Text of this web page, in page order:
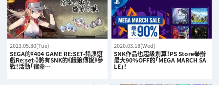
2023.05.30(Tue)
SEGA的《404 GAME RE:SET-錯誤遊
戲Re:set-》將有SNK的《餓狼傳說》參
戰！活動「宿命…
2020.03.18(Wed)
SNK作品也超級划算！PS Store舉辦
最大90%OFF的「MEGA MARCH SA
LE」！